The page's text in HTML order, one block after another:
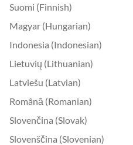
Suomi (Finnish)
Magyar (Hungarian)
Indonesia (Indonesian)
Lietuvių (Lithuanian)
Latviešu (Latvian)
Română (Romanian)
Slovenčina (Slovak)
Slovenščina (Slovenian)